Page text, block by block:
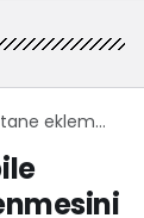
eklemek
önleyen
ortaya